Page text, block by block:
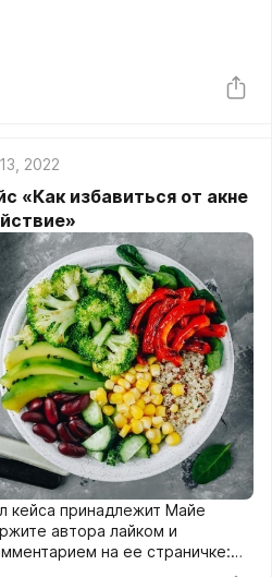
2022
«Как избавиться от акне
кейса принадлежит Майе
автора лайком и
на ее страничке: